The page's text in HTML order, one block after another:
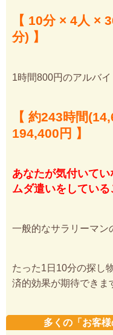
【 10分 × 4人 ×
分) 】
1時間800円のアルバイ
【 約243時間
194,400円 】
あなたが気付いて
ムダ遣いをしている
一般的なサラリーマン
たった1日10分の探し
済的効果が期待できま
多くの「お客